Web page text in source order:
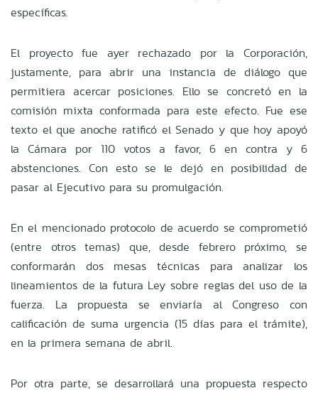
específicas.
El proyecto fue ayer rechazado por la Corporación,
justamente, para abrir una instancia de diálogo que
permitiera acercar posiciones. Ello se concretó en la
comisión mixta conformada para este efecto. Fue ese
texto el que anoche ratificó el Senado y que hoy apoyó
la Cámara por 110 votos a favor, 6 en contra y 6
abstenciones. Con esto se le dejó en posibilidad de
pasar al Ejecutivo para su promulgación.
En el mencionado protocolo de acuerdo se comprometió
(entre otros temas) que, desde febrero próximo, se
conformarán dos mesas técnicas para analizar los
lineamientos de la futura Ley sobre reglas del uso de la
fuerza. La propuesta se enviaría al Congreso con
calificación de suma urgencia (15 días para el trámite),
en la primera semana de abril.
Por otra parte, se desarrollará una propuesta respecto